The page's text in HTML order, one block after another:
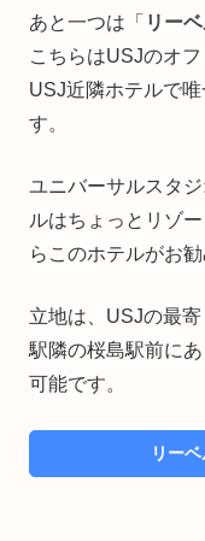
あと一つは「 リー
こちらはUSJのオ
USJ近隣ホテルで
す。
ユニバーサルスタ
ルはちょっとリゾ
らこのホテルがお勧
立地は、USJの最
駅隣の桜島駅前に
可能です。
リー